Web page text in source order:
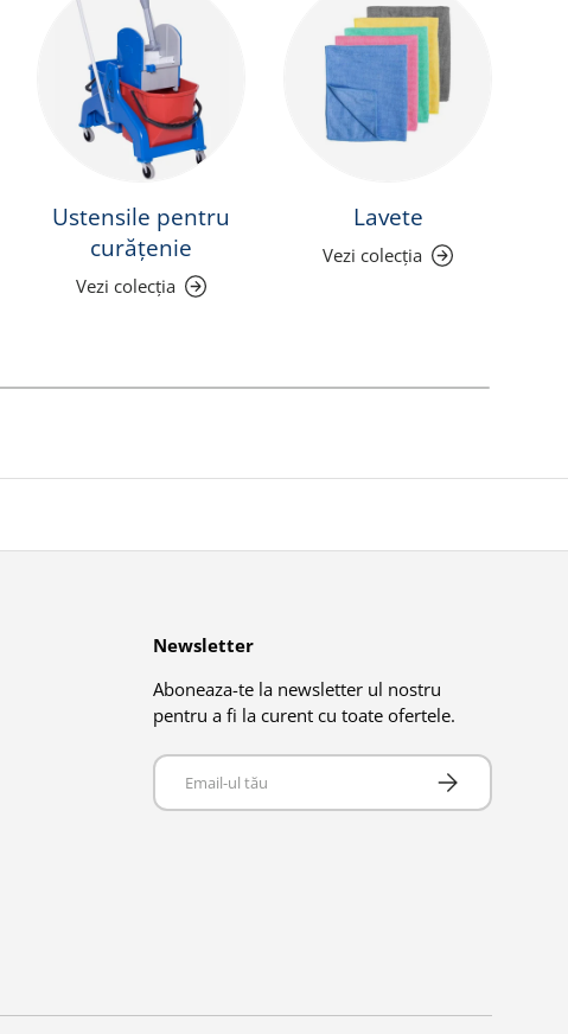
Ustensile pentru
curățenie
Vezi colecția
Lavete
Vezi colecția
Newsletter
Aboneaza-te la newsletter ul nostru
pentru a fi la curent cu toate ofertele.
Email Abonează-te